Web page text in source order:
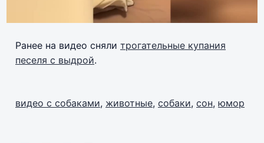
Ранее на видео сняли трогательные купания
песеля с выдрой.
видео с собаками, животные, собаки, сон, юмор